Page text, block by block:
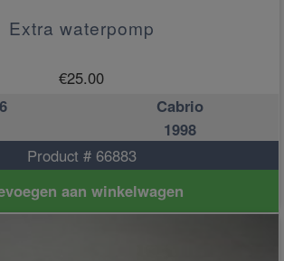
Extra waterpomp
€25.00
Cabrio
1998
Product # 66883
aan winkelwagen